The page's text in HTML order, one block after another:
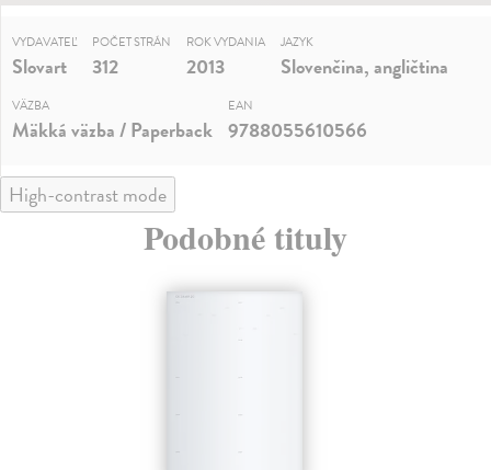
VYDAVATEĽ
Slovart
POČET STRÁN
312
ROK VYDANIA
2013
JAZYK
Slovenčina, angličtina
VÄZBA
Mäkká väzba / Paperback
EAN
9788055610566
High-contrast mode
Podobné tituly